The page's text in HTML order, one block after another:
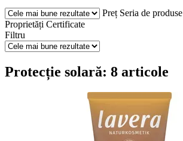
Preț Seria de produse
Proprietăți Certificate
Filtru
Protecție solară: 8 articole